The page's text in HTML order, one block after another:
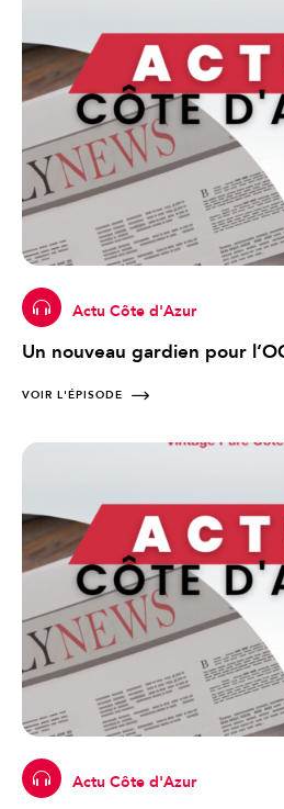
Actu Côte d'Azur
Un nouveau gardien pour
VOIR L'ÉPISODE
Actu Côte d'Azur